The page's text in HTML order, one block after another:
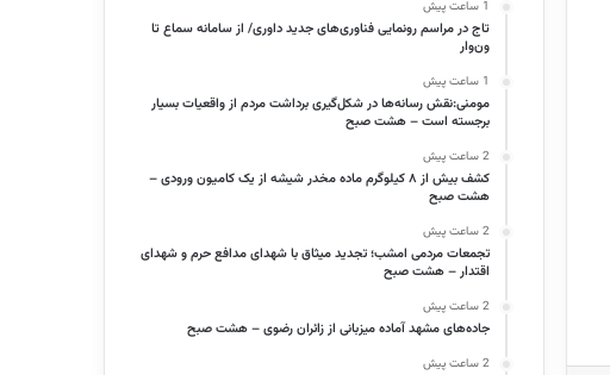
1 ساعت پیش
تاج در مراسم رونمایی فناوری‌های جدید داوری/ از سامانه سماع تا
ون‌وار
1 ساعت پیش
مومنی:نقش رسانه‌ها در شکل‌گیری برداشت مردم از واقعیات بسیار
برجسته است – هشت صبح
2 ساعت پیش
کشف بیش از ۸ کیلوگرم ماده مخدر شیشه از یک کامیون ورودی –
هشت صبح
2 ساعت پیش
تجمعات مردمی امشب؛ تجدید میثاق با شهدای مدافع حرم و شهدای
اقتدار – هشت صبح
2 ساعت پیش
جاده‌های مشهد آماده میزبانی از زائران رضوی – هشت صبح
2 ساعت پیش